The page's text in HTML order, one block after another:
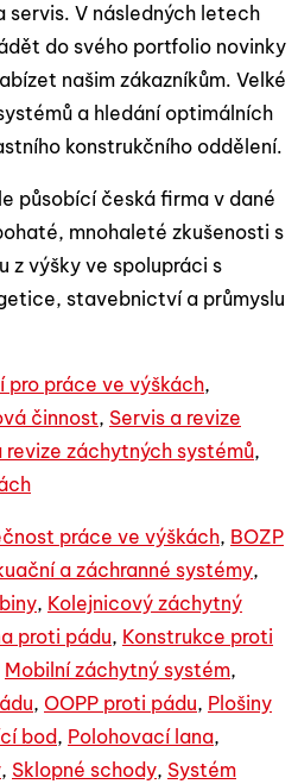
servis. V následných letech
do svého portfolio novinky
našim zákazníkům. Velké
a hledání optimálních
konstrukčního oddělení.
působící česká firma v dané
mnohaleté zkušenosti s
z výšky ve spolupráci s
stavebnictví a průmyslu
pro práce ve výškách,
činnost, Servis a revize
revize záchytných systémů,
práce ve výškách, BOZP
a záchranné systémy,
, Kolejnicový záchytný
proti pádu, Konstrukce proti
Mobilní záchytný systém,
, OOPP proti pádu, Plošiny
bod, Polohovací lana,
, Sklopné schody, Systém